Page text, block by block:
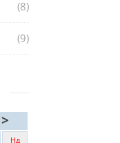
(8)
(9)
>
Нд